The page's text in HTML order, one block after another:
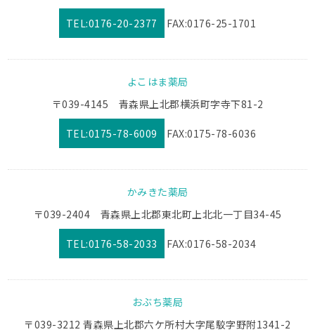
TEL:0176-20-2377 FAX:0176-25-1701
よこはま薬局
〒039-4145 青森県上北郡横浜町字寺下81-2
TEL:0175-78-6009 FAX:0175-78-6036
かみきた薬局
〒039-2404 青森県上北郡東北町上北北一丁目34-45
TEL:0176-58-2033 FAX:0176-58-2034
おぶち薬局
〒039-3212 青森県上北郡六ケ所村大字尾駮字野附1341-2